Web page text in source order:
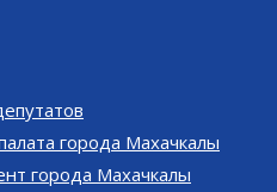
города Махачкалы
города Махачкалы